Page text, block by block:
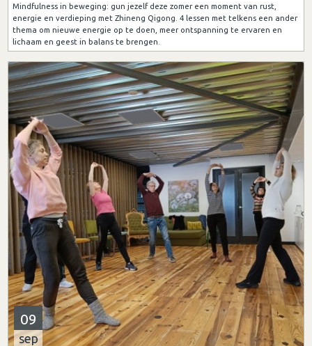
Mindfulness in beweging: gun jezelf deze zomer een moment van rust,
energie en verdieping met Zhineng Qigong. 4 lessen met telkens een ander
thema om nieuwe energie op te doen, meer ontspanning te ervaren en
lichaam en geest in balans te brengen.
09
sep